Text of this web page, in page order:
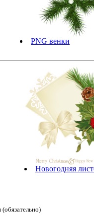
PNG венки
Новогодняя